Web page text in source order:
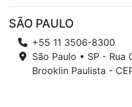
SÃO PAULO
+55 11 3506-8300
São Paulo • SP - Rua
Brooklin Paulista -